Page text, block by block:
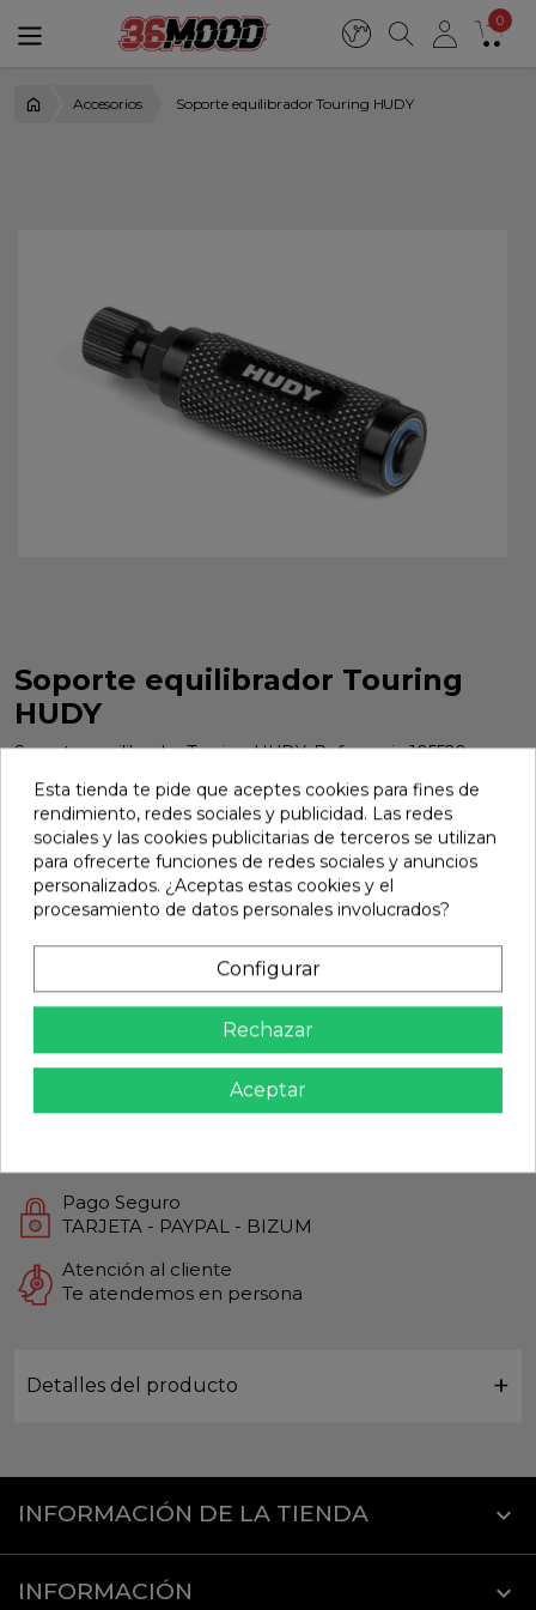
0
Accesorios Soporte equilibrador Touring HUDY
Soporte equilibrador Touring
HUDY
Soporte equilibrador Touring HUDY. Referencia 105520.
Marca: Hudy Ref: 105520
31,36 €
Añadir
share Compartir
Calidad Garantizada
Productos de Máxima calidad
Pago Seguro
TARJETA - PAYPAL - BIZUM
Atención al cliente
Te atendemos en persona
Detalles del producto
INFORMACIÓN DE LA TIENDA keyboard_arrow_down
INFORMACIÓN 
Esta tienda te pide que aceptes cookies para fines de
rendimiento, redes sociales y publicidad. Las redes
sociales y las cookies publicitarias de terceros se utilizan
para ofrecerte funciones de redes sociales y anuncios
personalizados. ¿Aceptas estas cookies y el
procesamiento de datos personales involucrados?
Configurar
Rechazar
Aceptar